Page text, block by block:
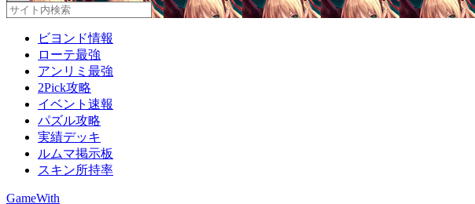
ビヨンド情報
ローテ最強
アンリミ最強
2Pick攻略
イベント速報
パズル攻略
実績デッキ
ルムマ掲示板
スキン所持率
GameWith